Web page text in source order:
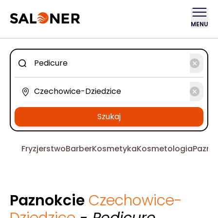
MENU
Szukaj
FryzjerstwoBarberKosmetykaKosmetologia
Paznokcie Czechowice-